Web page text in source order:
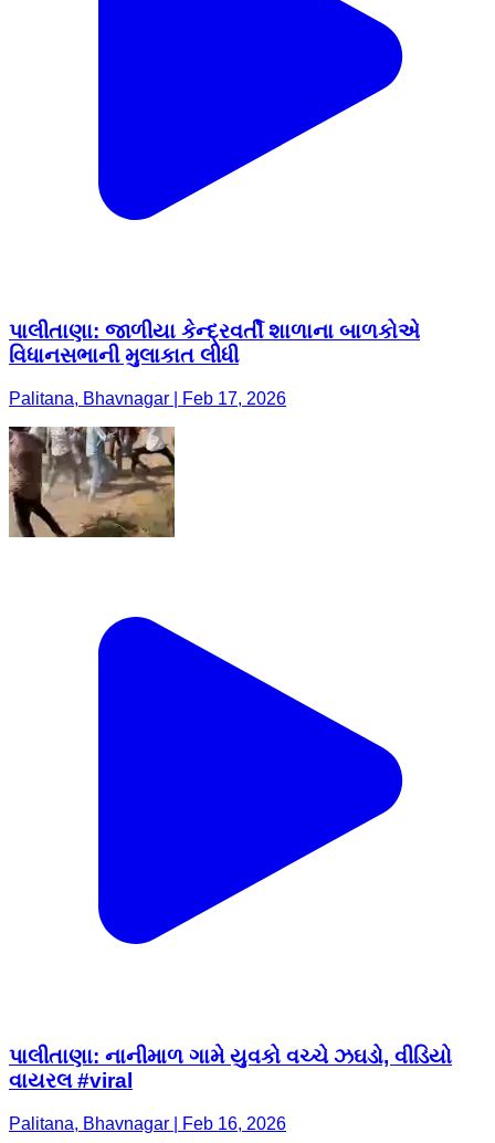
પાલીતાણા: જાળીયા કેન્દ્રવર્તી શાળાના બાળકોએ
વિધાનસભાની મુલાકાત લીધી
Palitana, Bhavnagar | Feb 17, 2026
પાલીતાણા: નાનીમાળ ગામે યુવકો વચ્ચે ઝઘડો, વીડિયો
વાયરલ #viral
Palitana, Bhavnagar | Feb 16, 2026